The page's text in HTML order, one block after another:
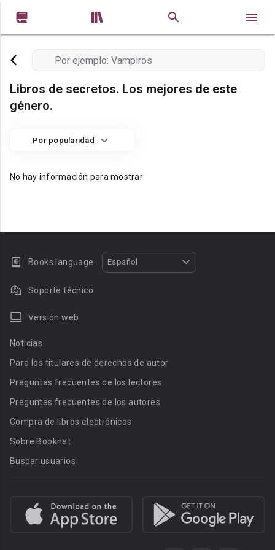
 
Libros de secretos. Los mejores de este
género.
Por popularidad
No hay información para mostrar
Books language: Español
Soporte técnico
Versión web
Noticias
Para los titulares de derechos de autor
Preguntas frecuentes de los lectores
Preguntas frecuentes de los autores
Compra de libros electrónicos
Sobre Booknet
Buscar usuarios